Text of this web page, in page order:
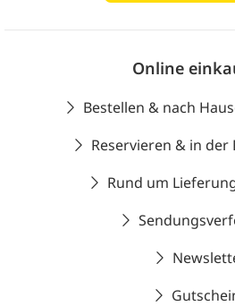
Online
Bestellen & nach
Reservieren & in der
Rund um